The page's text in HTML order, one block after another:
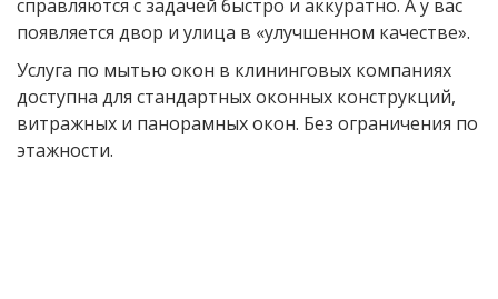
справляются с задачей быстро и аккуратно. А у вас
появляется двор и улица в «улучшенном качестве».
Услуга по мытью окон в клининговых компаниях
доступна для стандартных оконных конструкций,
витражных и панорамных окон. Без ограничения по
этажности.